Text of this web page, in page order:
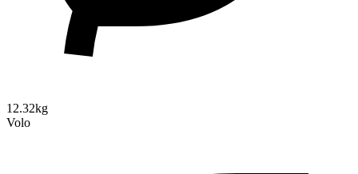
12.32kg
Volo